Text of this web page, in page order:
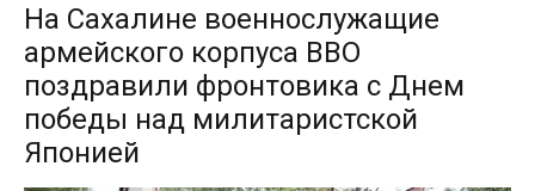
На Сахалине военнослужащие
армейского корпуса ВВО
поздравили фронтовика с Днем
победы над милитаристской
Японией